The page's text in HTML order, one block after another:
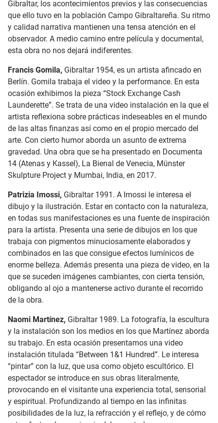
Gibraltar, los acontecimientos previos y las consecuencias
que ello tuvo en la población Campo Gibraltareña. Su ritmo
y calidad narrativa mantienen una tensa atención en el
observador. A medio camino entre película y documental,
esta obra no nos dejará indiferentes.
Francis Gomila, Gibraltar 1954, es un artista afincado en
Berlín. Gomila trabaja el video y la performance. En esta
ocasión exhibimos la pieza “Stock Exchange Cash
Launderette”. Se trata de una video instalación en la que el
artista reflexiona sobre prácticas indeseables en el mundo
de las altas finanzas así como en el propio mercado del
arte. Con cierto humor aborda un asunto de extrema
gravedad. Una obra que se ha presentado en Documenta
14 (Atenas y Kassel), La Bienal de Venecia, Münster
Skulpture Project y Mumbai, India, en 2017.
Patrizia Imossi, Gibraltar 1991. A Imossi le interesa el
dibujo y la ilustración. Estar en contacto con la naturaleza,
en todas sus manifestaciones es una fuente de inspiración
para la artista. Presenta una serie de dibujos en los que
trabaja con pigmentos minuciosamente elaborados y
combinados en las que consigue efectos lumínicos de
enorme belleza. Además presenta una pieza de video, en la
que se suceden imágenes cambiantes, con cierta tensión,
obligando al ojo a mantenerse activo durante el recorrido
de la obra.
Naomi Martínez, Gibraltar 1989. La fotografía, la escultura
y la instalación son los medios en los que Martínez aborda
su trabajo. En esta ocasión presentamos una video
instalación titulada “Between 1&1 Hundred”. Le interesa
“pintar” con la luz, que usa como objeto escultórico. El
espectador se introduce en sus obras literalmente,
provocando en el visitante una experiencia total, sensorial
y espiritual. Profundizando al tiempo en las infinitas
posibilidades de la luz, la refracción y el reflejo, y de cómo